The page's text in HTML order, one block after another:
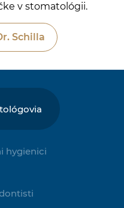
v stomatológii.
Schilla
hygienici